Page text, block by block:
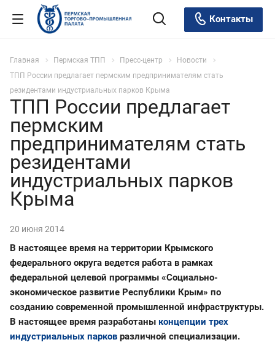
Контакты
Главная Пермская ТПП Пресс-центр
Новости
ТПП России предлагает пермским предпринимателям стать
резидентами индустриальных парков Крыма
ТПП России предлагает
пермским
предпринимателям стать
резидентами
индустриальных парков
Крыма
20 июня 2014
В настоящее время на территории Крымского
федерального округа ведется работа в рамках
федеральной целевой программы «Социально-
экономическое развитие Республики Крым» по
созданию современной промышленной инфраструктуры.
В настоящее время разработаны концепции трех
индустриальных парков различной специализации.